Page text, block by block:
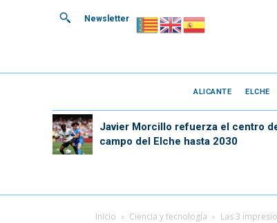
Newsletter
ALICANTE ELCHE
Javier Morcillo refuerza el centro
campo del Elche hasta 2030
Inicio Ciencia y tecnología Las 3